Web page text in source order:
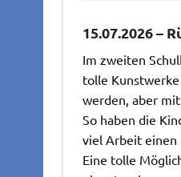
15.07.2026 –
Im zweiten
tolle
werden, aber
So haben die
viel Arbeit einen
Eine tolle